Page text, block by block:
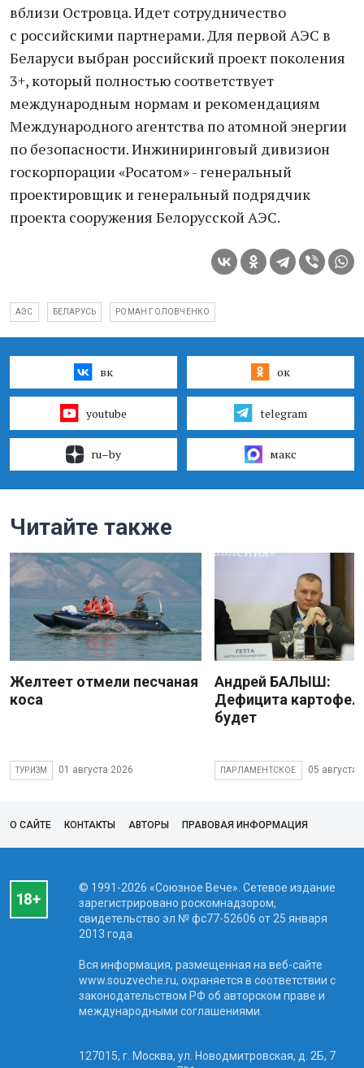
вблизи Островца. Идет сотрудничество
с российскими партнерами. Для первой АЭС в
Беларуси выбран российский проект поколения
3+, который полностью соответствует
международным нормам и рекомендациям
Международного агентства по атомной энергии
по безопасности. Инжиниринговый дивизион
госкорпорации «Росатом» - генеральный
проектировщик и генеральный подрядчик
проекта сооружения Белорусской АЭС.
АЭС БЕЛАРУСЬ РОМАН ГОЛОВЧЕНКО
вк ок
youtube telegram
ru–by макс
Читайте также
Желтеет отмели песчаная
коса
ТУРИЗМ 01 августа 2026
Андрей БАЛЫШ:
Дефицита
будет
ПАРЛАМЕНТСКОЕ 05 августа
О САЙТЕ КОНТАКТЫ АВТОРЫ ПРАВОВАЯ ИНФОРМАЦИЯ
© 1991-2026 «Союзное Вече». Сетевое издание
зарегистрировано роскомнадзором,
свидетельство эл № фc77-52606 от 25 января
2013 года.
Вся информация, размещенная на веб-сайте
www.souzveche.ru, охраняется в соответствии с
законодательством РФ об авторском праве и
международными соглашениями.
127015, г. Москва, ул. Новодмитровская, д. 2Б, 7